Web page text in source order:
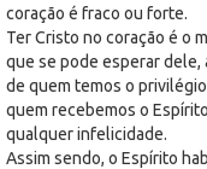
coração é fraco ou forte.
Ter Cristo no coração é o
que se pode esperar dele,
de quem temos o
quem recebemos o
qualquer infelicidade.
Assim sendo, o Espírito